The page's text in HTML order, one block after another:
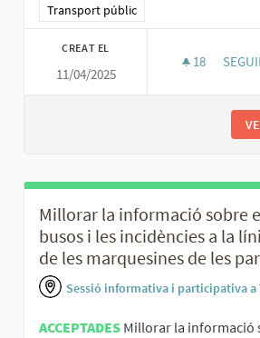
Resultats al filtrar per la categoria:
Transport públic
CREAT EL
11/04/2025
18 18
Millorar la informació sobre
busos i les incidències a la
de les marquesines de les
Sessió informativa i participativa a
ACCEPTADES Millorar la informació